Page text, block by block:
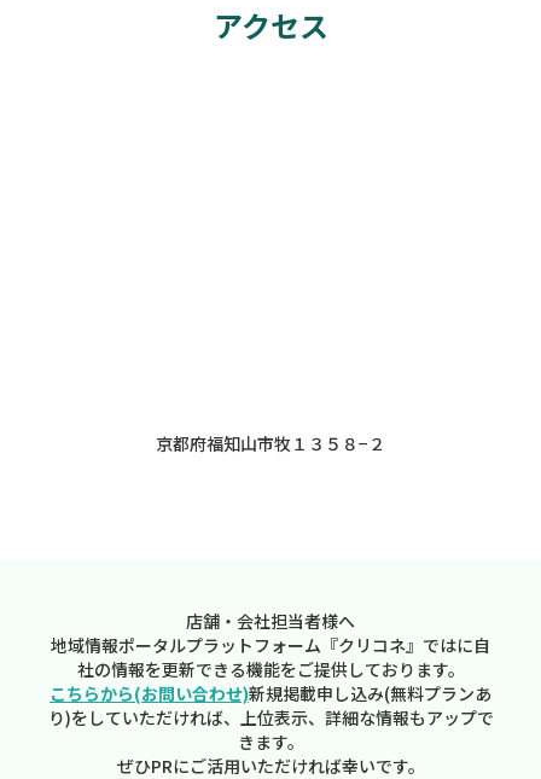
アクセス
京都府福知山市牧１３５８−２
店舗・会社担当者様へ
地域情報ポータルプラットフォーム『クリコネ』ではに自
社の情報を更新できる機能をご提供しております。
こちらから(お問い合わせ)新規掲載申し込み(無料プランあ
り)をしていただければ、上位表示、詳細な情報もアップで
きます。
ぜひPRにご活用いただければ幸いです。